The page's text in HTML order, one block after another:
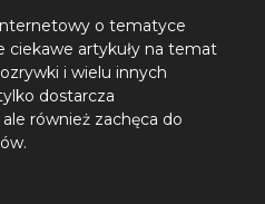
o tematyce
ciekawe artykuły na temat
i wielu innych
dostarcza
również zachęca do